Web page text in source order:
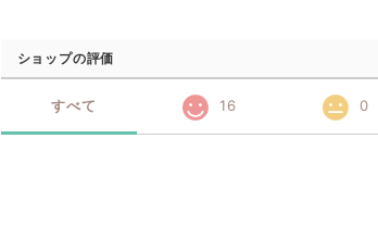
ショップの評価
すべて 16 0